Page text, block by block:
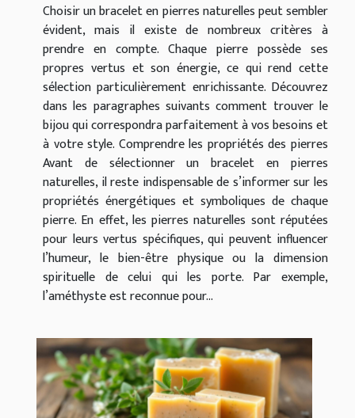
Choisir un bracelet en pierres naturelles peut sembler
évident, mais il existe de nombreux critères à
prendre en compte. Chaque pierre possède ses
propres vertus et son énergie, ce qui rend cette
sélection particulièrement enrichissante. Découvrez
dans les paragraphes suivants comment trouver le
bijou qui correspondra parfaitement à vos besoins et
à votre style. Comprendre les propriétés des pierres
Avant de sélectionner un bracelet en pierres
naturelles, il reste indispensable de s’informer sur les
propriétés énergétiques et symboliques de chaque
pierre. En effet, les pierres naturelles sont réputées
pour leurs vertus spécifiques, qui peuvent influencer
l’humeur, le bien-être physique ou la dimension
spirituelle de celui qui les porte. Par exemple,
l’améthyste est reconnue pour...